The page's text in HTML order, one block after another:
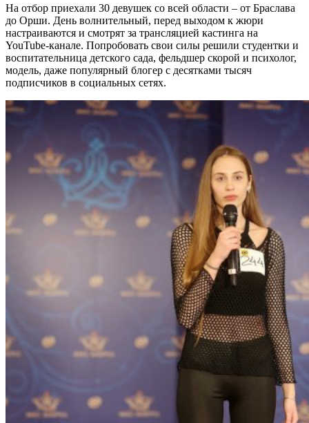
На отбор приехали 30 девушек со всей области – от Браслава
до Орши. День волнительный, перед выходом к жюри
настраиваются и смотрят за трансляцией кастинга на
YouTube-канале. Попробовать свои силы решили студентки и
воспитательница детского сада, фельдшер скорой и психолог,
модель, даже популярный блогер с десятками тысяч
подписчиков в социальных сетях.